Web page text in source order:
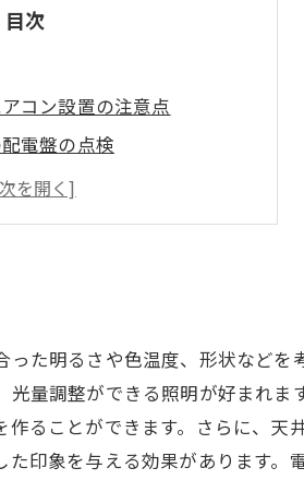
目次
コン設置の注意点
電盤の点検
ンターネット回線の整備
電源の設置
た明るさや色温度、形状などを
量調整ができる照明が好まれま
ることができます。さらに、天
印象を与える効果があります。